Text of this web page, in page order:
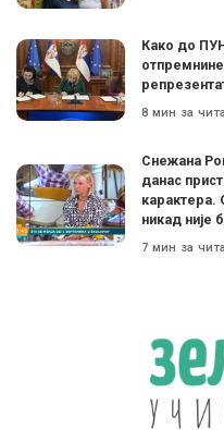
Како до
8 мин за
Снежана
данас
карактера.
никад није
7 мин за